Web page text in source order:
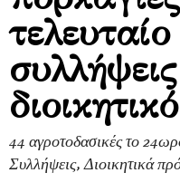
44 αγροτοδασικές το
Συλλήψεις, Διοικητικά